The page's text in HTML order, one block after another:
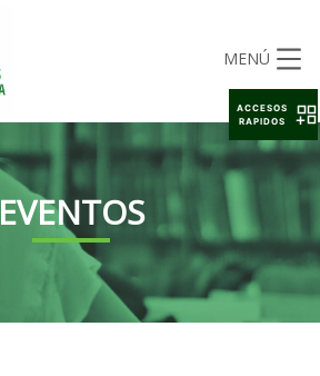
MENÚ
EVENTOS
ACCESOS
RAPIDOS